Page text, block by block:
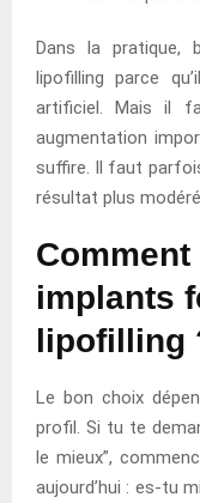
Dans la pratique,
lipofilling parce
artificiel. Mais il
augmentation
suffire. Il faut
résultat plus
implants
lipofilling
Le bon choix
profil. Si tu te
le mieux”,
aujourd’hui : es-tu